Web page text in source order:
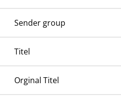
Sender group
Titel
Orginal Titel